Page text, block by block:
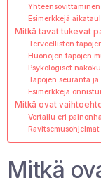
Esimerkkejä
Mitkä tavat tukevat
Terveellisten
Huonojen tapojen
Psykologiset
Tapojen seuranta
Esimerkkejä
Mitkä ovat
Vertailu eri
Mitkä